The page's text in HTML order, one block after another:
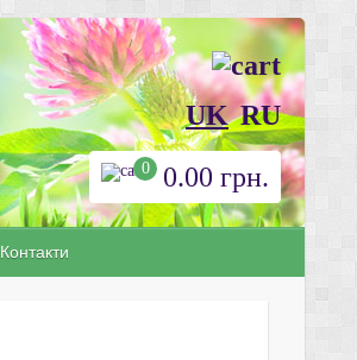
UK RU
0 0.00 грн.
Контакти